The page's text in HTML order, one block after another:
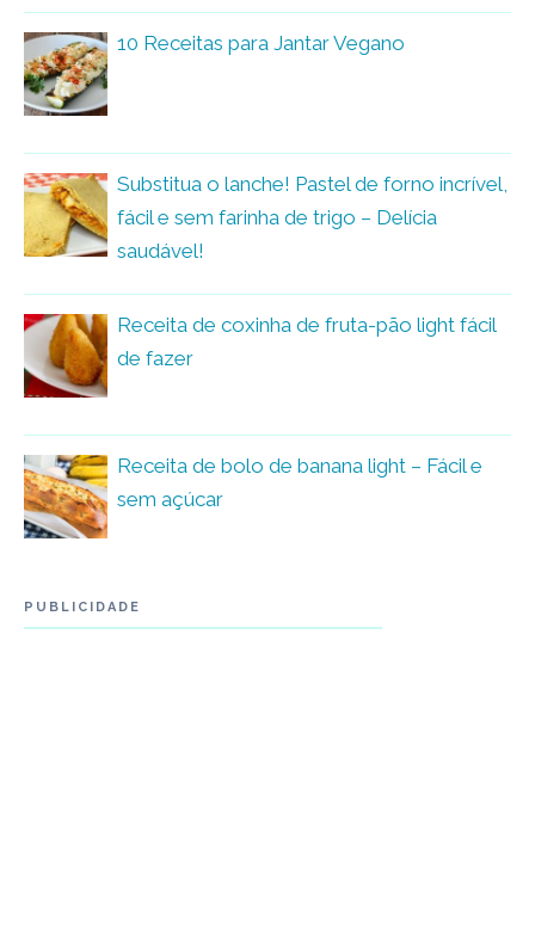
10 Receitas para Jantar Vegano
Substitua o lanche! Pastel de forno incrível,
fácil e sem farinha de trigo – Delícia
saudável!
Receita de coxinha de fruta-pão light fácil
de fazer
Receita de bolo de banana light – Fácil e
sem açúcar
PUBLICIDADE